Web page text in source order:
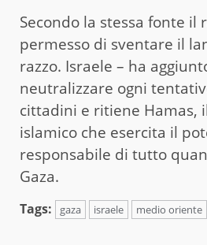
Secondo la stessa fonte il
permesso di sventare il
razzo. Israele – ha
neutralizzare ogni
cittadini e ritiene Hamas,
islamico che esercita il
responsabile di tutto
Gaza.
Tags: gaza israele medio oriente